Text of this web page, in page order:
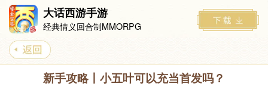
大话西游手游
经典情义回合制MMORPG
新手攻略丨小五叶可以充当首发吗？